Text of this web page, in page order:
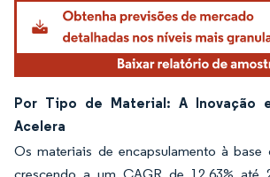
Por Tipo de Material: A Inovação
Acelera
Os materiais de encapsulamento à base